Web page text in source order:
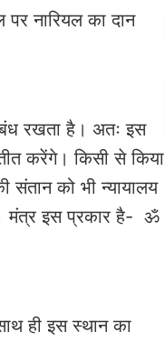
नारियल का दान
रखता है। अतः इस
करेंगे। किसी से किया
को भी न्यायालय
मंत्र इस प्रकार है- ॐ
ही इस स्थान का